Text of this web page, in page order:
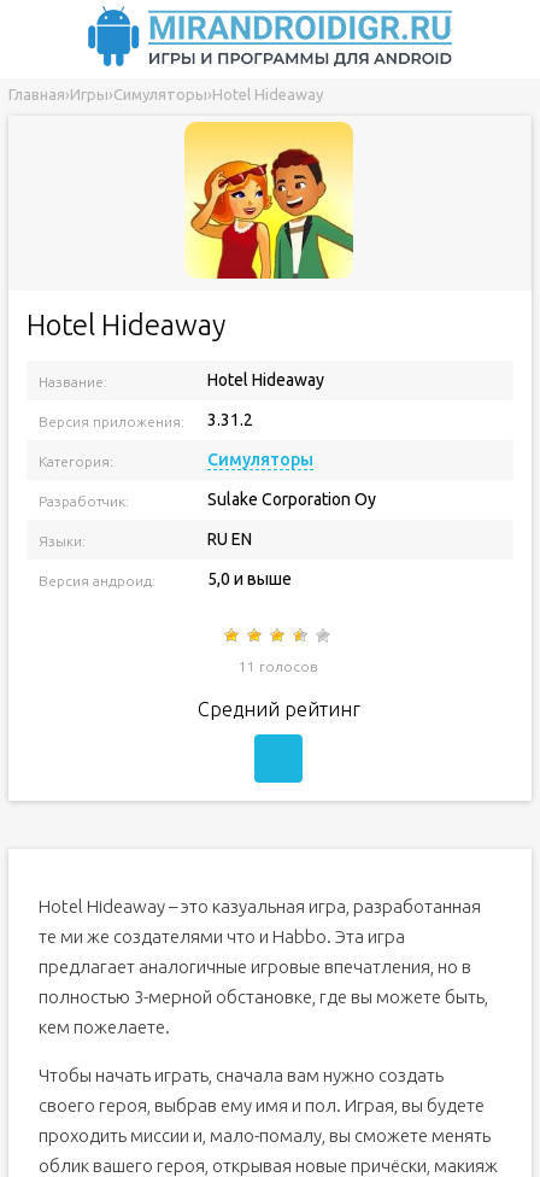
Главная›Игры›Симуляторы›Hotel Hideaway
Hotel Hideaway
Название: Hotel Hideaway
Версия приложения: 3.31.2
Категория: Симуляторы
Разработчик: Sulake Corporation Oy
Языки: RU EN
Версия андроид: 5,0 и выше
11 голосов
Средний рейтинг
Hotel Hideaway – это казуальная игра, разработанная
те ми же создателями что и Habbo. Эта игра
предлагает аналогичные игровые впечатления, но в
полностью 3-мерной обстановке, где вы можете быть,
кем пожелаете.
Чтобы начать играть, сначала вам нужно создать
своего героя, выбрав ему имя и пол. Играя, вы будете
проходить миссии и, мало-помалу, вы сможете менять
облик вашего героя, открывая новые причёски, макияж